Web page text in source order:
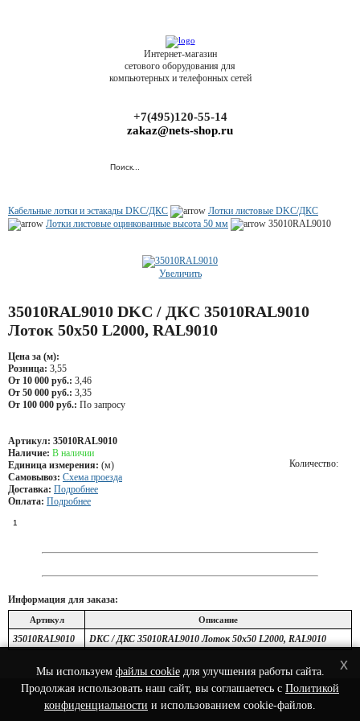
Мы используем файлы cookieдля улучшения работы сайта.
Продолжая использовать наш сайт, вы соглашаетесь с Политикой
конфиденциальности и использованием cookie-файлов.
x
Интернет-магазин
сетового оборудования для
компьютерных и телефонных сетей
+7(495)120-55-14
zakaz@nets-shop.ru
Кабельные лотки и эстакады DKC/ДКС
Лотки листовые DKC/ДКС
Лотки листовые оцинкованные высота 50 мм
35010RAL9010
Увеличить
35010RAL9010 DKC / ДКС 35010RAL9010
Лоток 50х50 L2000, RAL9010
Цена за (м):
Розница: 3,55
От 10 000 руб.: 3,46
От 50 000 руб.: 3,35
От 100 000 руб.: По запросу
Артикул: 35010RAL9010
Наличие: В наличии
Единица измерения: (м)
Самовывоз: Схема проезда
Доставка: Подробнее
Оплата: Подробнее
Количество:
Информация для заказа:
Артикул Описание
35010RAL9010 DKC / ДКС 35010RAL9010 Лоток 50х50 L2000, RAL9010
© 2022 Интернет-Магазин сетевого оборудования - Nets-Shop.ru.